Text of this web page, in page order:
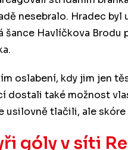
nesebralo. Hradec byl
Havlíčkova
oslabení, kdy jim jen
dostali také možnost
usilovně tlačili, ale skóre
góly v síti